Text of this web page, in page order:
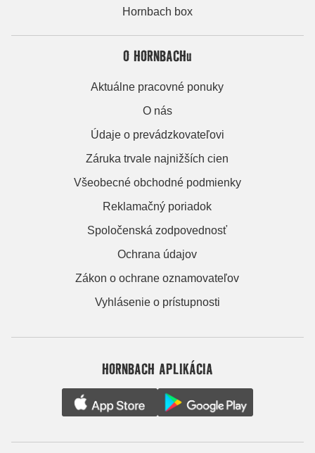
Hornbach box
O HORNBACHu
Aktuálne pracovné ponuky
O nás
Údaje o prevádzkovateľovi
Záruka trvale najnižších cien
Všeobecné obchodné podmienky
Reklamačný poriadok
Spoločenská zodpovednosť
Ochrana údajov
Zákon o ochrane oznamovateľov
Vyhlásenie o prístupnosti
HORNBACH APLIKÁCIA